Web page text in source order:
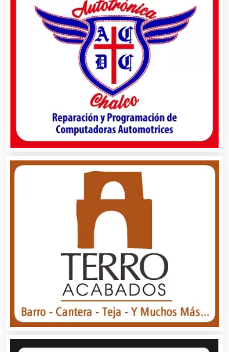
Alquiler de Trajes de Etiqueta
Alta Costura
Aluminio
Análisis Clínicos
Análisis de Aguas
Animadores de Eventos
Aparatos y Equipos Eléctricos
Arquitectos